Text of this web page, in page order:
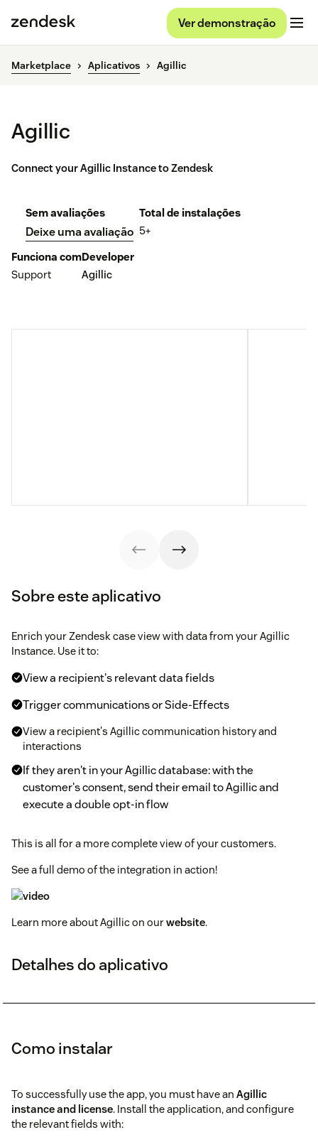
Ver demonstração
Marketplace Aplicativos Agillic
Agillic
Connect your Agillic Instance to Zendesk
Sem avaliações
Deixe uma avaliação
Total de instalações
5+
Funciona com
Support
Developer
Agillic
Sobre este aplicativo
Enrich your Zendesk case view with data from your Agillic
Instance. Use it to:
View a recipient's relevant data fields
Trigger communications or Side-Effects
View a recipient's Agillic communication history and
interactions
If they aren't in your Agillic database: with the
customer's consent, send their email to Agillic and
execute a double opt-in flow
This is all for a more complete view of your customers.
See a full demo of the integration in action!
Learn more about Agillic on ourwebsite.
Detalhes do aplicativo
Como instalar
To successfully use the app, you must have an Agillic
instance and license. Install the application, and configure
the relevant fields with: